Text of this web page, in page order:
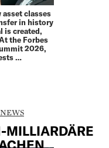
classes
in history
is created,
the Forbes
2026,
…
MILLIARDÄRE